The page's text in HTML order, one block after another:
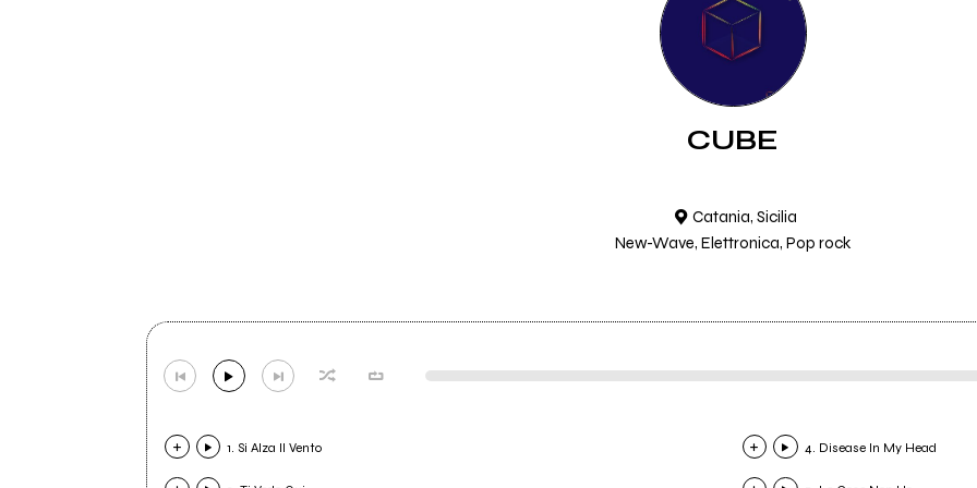
CUBE
Catania, Sicilia
New-Wave, Elettronica, Pop rock
1. Si Alza Il Vento 4. Disease In My Head